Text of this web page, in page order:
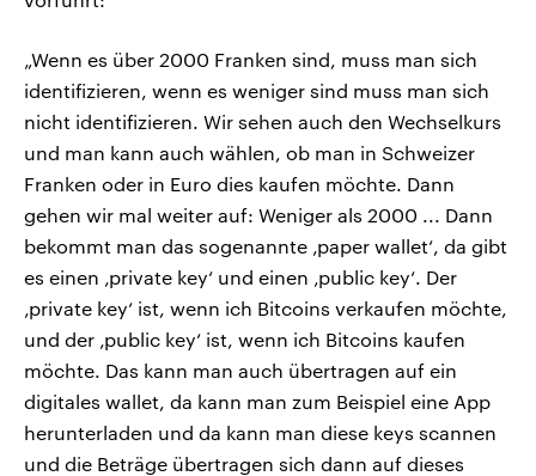
„Wenn es über 2000 Franken sind, muss man sich
identifizieren, wenn es weniger sind muss man sich
nicht identifizieren. Wir sehen auch den Wechselkurs
und man kann auch wählen, ob man in Schweizer
Franken oder in Euro dies kaufen möchte. Dann
gehen wir mal weiter auf: Weniger als 2000 ... Dann
bekommt man das sogenannte ‚paper wallet‘, da gibt
es einen ‚private key‘ und einen ‚public key‘. Der
‚private key‘ ist, wenn ich Bitcoins verkaufen möchte,
und der ‚public key‘ ist, wenn ich Bitcoins kaufen
möchte. Das kann man auch übertragen auf ein
digitales wallet, da kann man zum Beispiel eine App
herunterladen und da kann man diese keys scannen
und die Beträge übertragen sich dann auf dieses